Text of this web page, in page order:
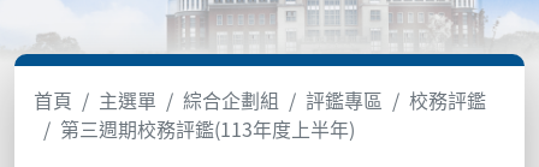
首頁 主選單 綜合企劃組 評鑑專區
校務評鑑
第三週期校務評鑑(113年度上半年)